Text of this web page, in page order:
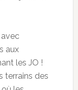
avec
aux
les JO !
terrains des